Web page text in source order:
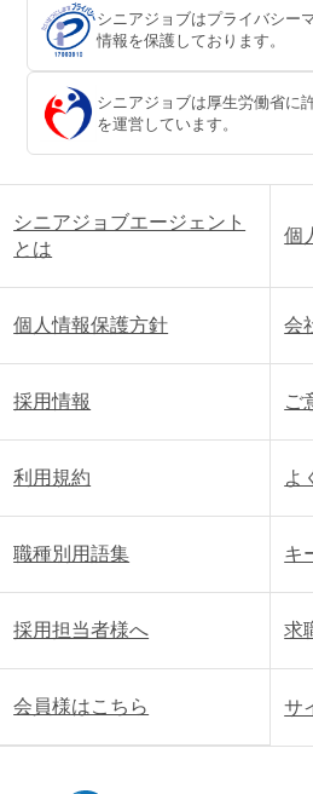
シニアジョブはプライバシー
情報を保護しております。
シニアジョブは厚生労働省に
を運営しています。
シニアジョブエージェント
とは
個
個人情報保護方針 会
採用情報 ご
利用規約 よ
職種別用語集 キ
採用担当者様へ 求
会員様はこちら サ